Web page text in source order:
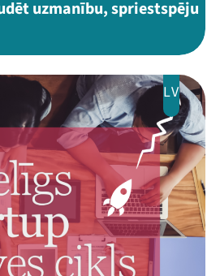
uzmanību, spriestspēju
LV